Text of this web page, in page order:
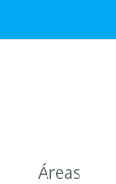
Áreas